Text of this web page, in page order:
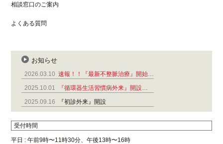
相談窓口のご案内
よくある質問
お知らせ
2026.03.10 速報！！『最新不整脈治療』開始…
2025.10.01
『循環器生活習慣病外来』開設…
2025.09.16
『初診外来』開設
受付時間
平日 : 午前9時〜11時30分、午後13時〜16時